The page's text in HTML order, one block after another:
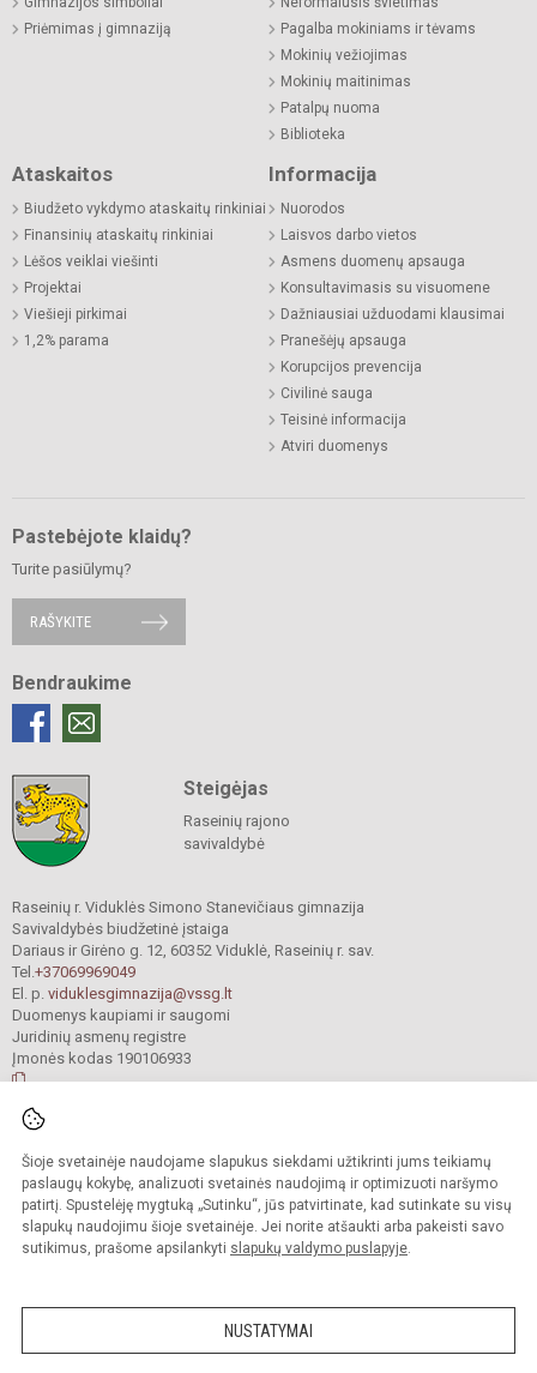
Šioje svetainėje naudojame slapukus siekdami užtikrinti jums teikiamų
paslaugų kokybę, analizuoti svetainės naudojimą ir optimizuoti naršymo
patirtį. Spustelėję mygtuką „Sutinku“, jūs patvirtinate, kad sutinkate su visų
slapukų naudojimu šioje svetainėje. Jei norite atšaukti arba pakeisti savo
sutikimus, prašome apsilankyti slapukų valdymo puslapyje.
NUSTATYMAI
Priėmimas į gimnaziją
Pagalba mokiniams ir tėvams
Mokinių vežiojimas
Mokinių maitinimas
Patalpų nuoma
Biblioteka
Ataskaitos
Biudžeto vykdymo ataskaitų rinkiniai
Finansinių ataskaitų rinkiniai
Lėšos veiklai viešinti
Projektai
Viešieji pirkimai
1,2% parama
Informacija
Nuorodos
Laisvos darbo vietos
Asmens duomenų apsauga
Konsultavimasis su visuomene
Dažniausiai užduodami klausimai
Pranešėjų apsauga
Korupcijos prevencija
Civilinė sauga
Teisinė informacija
Atviri duomenys
Pastebėjote klaidų?
Turite pasiūlymų?
RAŠYKITE
Bendraukime
Steigėjas
Raseinių rajono
savivaldybė
Raseinių r. Viduklės Simono Stanevičiaus gimnazija
Savivaldybės biudžetinė įstaiga
Dariaus ir Girėno g. 12, 60352 Viduklė, Raseinių r. sav.
Tel.+37069969049
El. p. viduklesgimnazija@vssg.lt
Duomenys kaupiami ir saugomi
Juridinių asmenų registre
Įmonės kodas 190106933
saugomos.
Kopijuoti turinį be raštiško gimnazijos sutikimo griežtai draudžiama.
Prieinamumo paraiška Slapukų valdymas
Sumanus būdas atnaujinti